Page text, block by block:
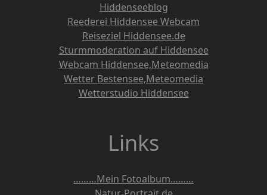
Hiddenseeblog
Reederei Hiddensee Webcam
Reiseziel Hiddensee.de
Sturmmoderation auf Hiddensee
Webcam Hiddensee,Meteomedia
Wetter Bestensee,Meteomedia
Wetterstudio Hiddensee
Links
………Mein Fotoalbum………